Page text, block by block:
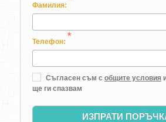
Фамилия:
Телефон:
*
Съгласен съм с общите условия
ще ги спазвам
ИЗПРАТИ